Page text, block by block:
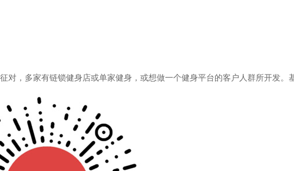
对，多家有链锁健身店或单家健身，或想做一个健身平台的客户人群所开发。